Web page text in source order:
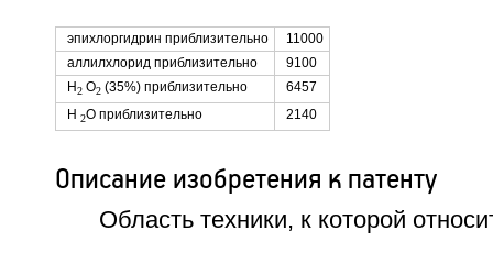
эпихлоргидрин приблизительно
11000
аллилхлорид приблизительно
9100
H2O2(35%) приблизительно
6457
H 2O приблизительно 2140
Описание изобретения к патенту
Область техники, к которой